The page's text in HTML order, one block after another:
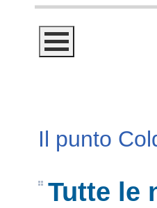
Il punto
Tutte le